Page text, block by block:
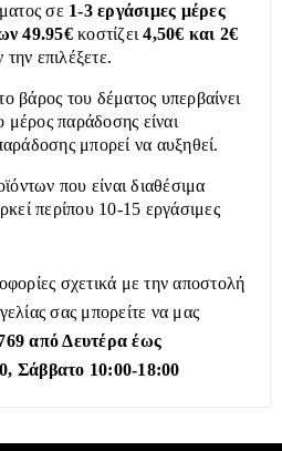
σε 1-3 εργάσιμες μέρες
49.95€κοστίζει4,50€ και 2€
επιλέξετε.
βάρος του δέματος υπερβαίνει
μέρος παράδοσης είναι
μπορεί να αυξηθεί.
που είναι διαθέσιμα
περίπου 10-15 εργάσιμες
σχετικά με την αποστολή
σας μπορείτε να μας
από Δευτέρα έως
Σάββατο 10:00-18:00